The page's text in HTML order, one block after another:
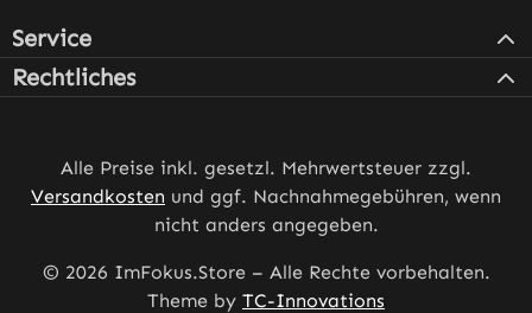
Service
Rechtliches
Alle Preise inkl. gesetzl. Mehrwertsteuer zzgl.
Versandkosten und ggf. Nachnahmegebühren, wenn
nicht anders angegeben.
© 2026 ImFokus.Store – Alle Rechte vorbehalten.
Theme by TC-Innovations